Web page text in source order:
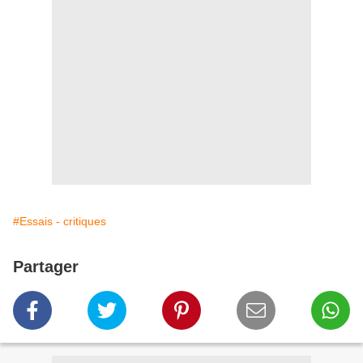
#Essais - critiques
Partager